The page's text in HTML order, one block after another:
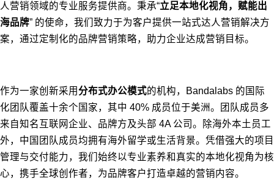
人营销领域的专业服务提供商。秉承“立足本地化视角，赋能出
海品牌” 的使命，我们致力于为客户提供⼀站式达⼈营销解决方
案，通过定制化的品牌营销策略，助力企业达成营销目标。
作为⼀家创新采用分布式办公模式的机构，Bandalabs 的国际
化团队覆盖十余个国家，其中 40% 成员位于美洲。团队成员多
来自知名互联网企业、品牌方及头部 4A 公司。除海外本土员工
外，中国团队成员均拥有海外留学或生活背景。凭借强大的项目
管理与交付能力，我们始终以专业素养和真实的本地化视角为核
心，携手全球创作者，为品牌客户打造卓越的营销内容。